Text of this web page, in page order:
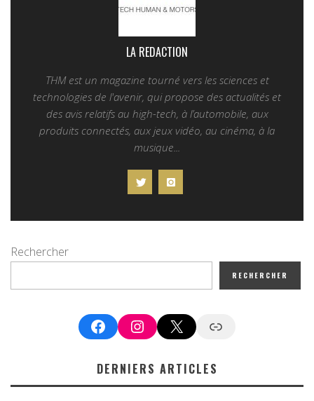
LA REDACTION
THM est un magazine tourné vers les sciences et
technologies de l'avenir, qui propose des actualités et
des avis relatifs au high-tech, à l’automobile, aux
produits connectés, aux jeux vidéo, au cinéma, à la
musique...
Rechercher
RECHERCHER
FacebookInstagram
X Google News
DERNIERS ARTICLES